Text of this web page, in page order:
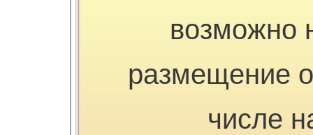
возможно
размещение
числе